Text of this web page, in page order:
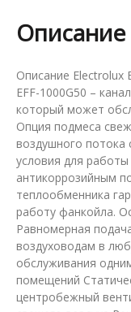
Описание
Описание Electrolux
EFF-1000G50 –
который может
Опция подмеса
воздушного
условия для
антикоррозийным
теплообменника
работу фанкойла.
Равномерная
воздуховодам в
обслуживания
помещений
центробежный